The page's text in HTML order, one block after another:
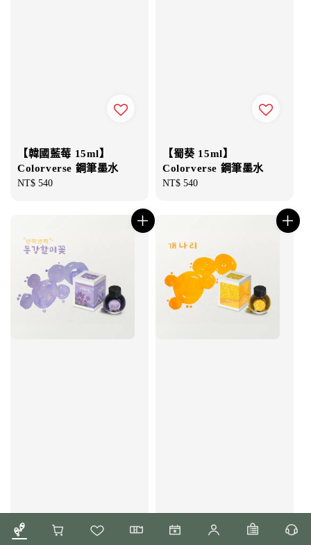
【韓國藍莓 15ml】
Colorverse 鋼筆墨水
Regular
NT$ 540
【蜀葵 15ml】
Colorverse 鋼筆墨水
Regular
NT$ 540